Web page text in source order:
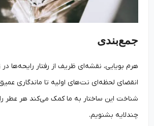
جمع‌بندی
هرم بویایی، نقشه‌ای ظریف از رفتار رایحه‌ها در
انقضای لحظه‌ای نت‌های اولیه تا ماندگاری عمیق
شناخت این ساختار به ما کمک می‌کند هر عطر را
چندلایه بشنویم.